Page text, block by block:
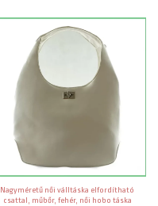
Nagyméretű női válltáska elfordítható
csattal, műbőr, fehér, női hobo táska